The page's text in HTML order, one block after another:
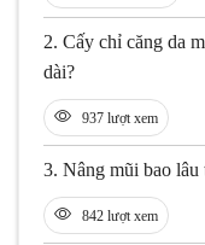
2. Cấy chỉ căng da
dài?
937 lượt xem
3. Nâng mũi bao lâu
842 lượt xem